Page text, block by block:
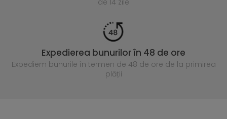
de 14 zile
Expedierea bunurilor în 48 de ore
Expediem bunurile în termen de 48 de ore de la primirea
plății